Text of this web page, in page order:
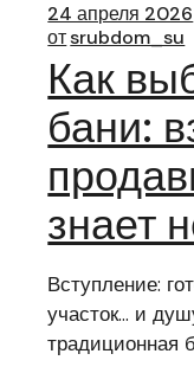
24 апреля 2026
отsrubdom_su
Как
бани:
знает
Вступление:
участок… и
традиционная